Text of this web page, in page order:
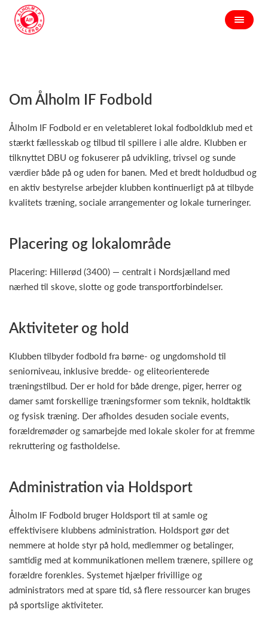
Om Ålholm IF Fodbold
Ålholm IF Fodbold er en veletableret lokal fodboldklub med et
stærkt fællesskab og tilbud til spillere i alle aldre. Klubben er
tilknyttet DBU og fokuserer på udvikling, trivsel og sunde
værdier både på og uden for banen. Med et bredt holdudbud og
en aktiv bestyrelse arbejder klubben kontinuerligt på at tilbyde
kvalitets træning, sociale arrangementer og lokale turneringer.
Placering og lokalområde
Placering: Hillerød (3400) — centralt i Nordsjælland med
nærhed til skove, slotte og gode transportforbindelser.
Aktiviteter og hold
Klubben tilbyder fodbold fra børne- og ungdomshold til
seniorniveau, inklusive bredde- og eliteorienterede
træningstilbud. Der er hold for både drenge, piger, herrer og
damer samt forskellige træningsformer som teknik, holdtak­tik
og fysisk træning. Der afholdes desuden sociale events,
forældremøder og samarbejde med lokale skoler for at fremme
rekruttering og fastholdelse.
Administration via Holdsport
Ålholm IF Fodbold bruger Holdsport til at samle og
effektivisere klubbens administration. Holdsport gør det
nemmere at holde styr på hold, medlemmer og betalinger,
samtidig med at kommunikationen mellem trænere, spillere og
forældre forenkles. Systemet hjælper frivillige og
administrators med at spare tid, så flere ressourcer kan bruges
på sportslige aktiviteter.